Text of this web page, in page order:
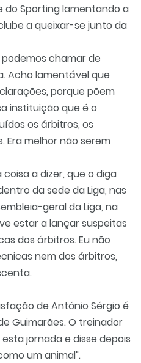
do Sporting lamentando a
a queixar-se junto da
chamar de
Acho lamentável que
porque põem
instituição que é o
os árbitros, os
Era melhor não serem
a dizer, que o diga
da sede da Liga, nas
geral da Liga, na
estar a lançar suspeitas
dos árbitros. Eu não
nem dos árbitros,
de António Sérgio é
Guimarães. O treinador
jornada e disse depois
um animal".